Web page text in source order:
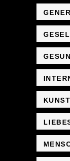
KUNST